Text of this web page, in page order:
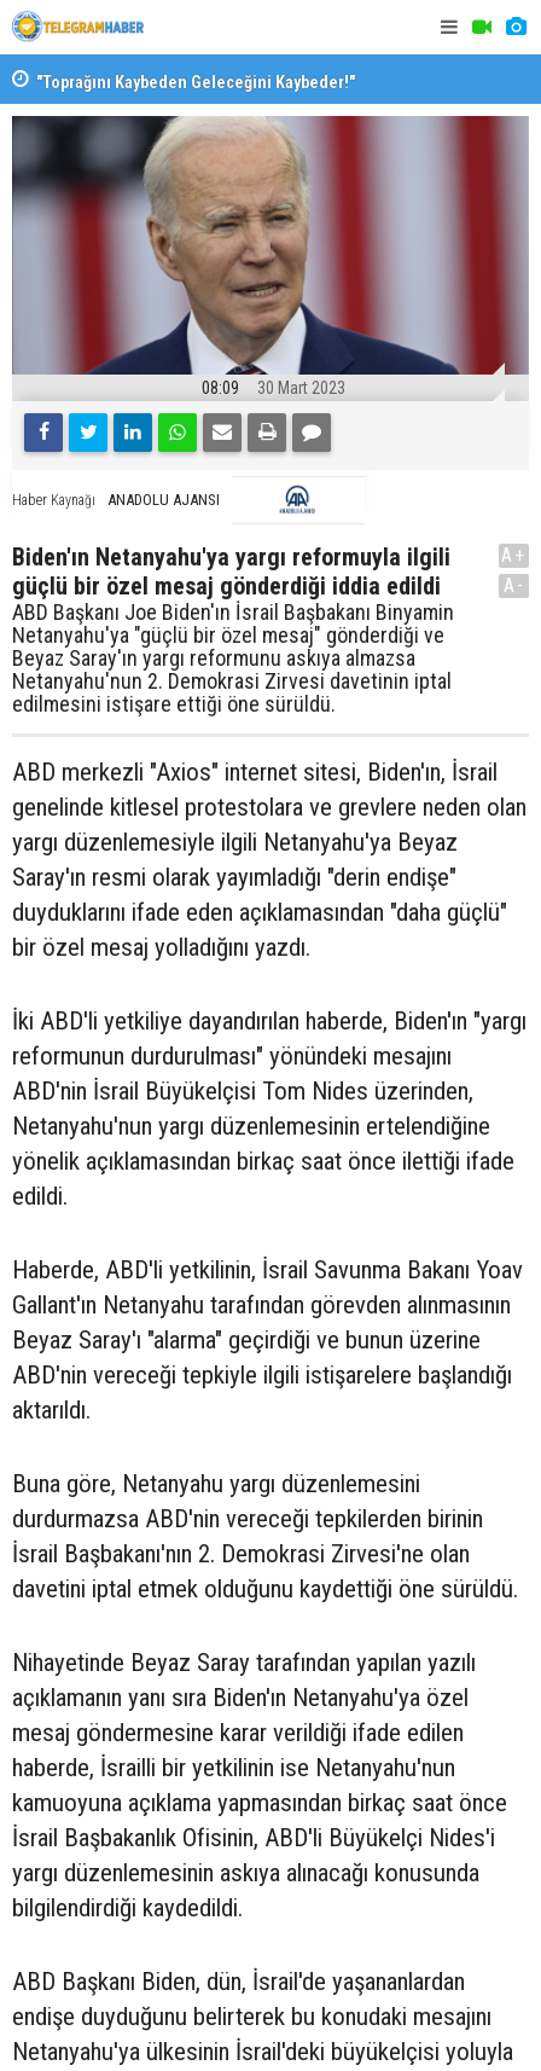
"Toprağını Kaybeden Geleceğini Kaybeder!"
08:09 30 Mart 2023
Haber Kaynağı ANADOLU AJANSI
Biden'ın Netanyahu'ya yargı reformuyla ilgili
güçlü bir özel mesaj gönderdiği iddia edildi
ABD Başkanı Joe Biden'ın İsrail Başbakanı Binyamin
Netanyahu'ya "güçlü bir özel mesaj" gönderdiği ve
Beyaz Saray'ın yargı reformunu askıya almazsa
Netanyahu'nun 2. Demokrasi Zirvesi davetinin iptal
edilmesini istişare ettiği öne sürüldü.
A+
A-
ABD merkezli "Axios" internet sitesi, Biden'ın, İsrail
genelinde kitlesel protestolara ve grevlere neden olan
yargı düzenlemesiyle ilgili Netanyahu'ya Beyaz
Saray'ın resmi olarak yayımladığı "derin endişe"
duyduklarını ifade eden açıklamasından "daha güçlü"
bir özel mesaj yolladığını yazdı.
İki ABD'li yetkiliye dayandırılan haberde, Biden'ın "yargı
reformunun durdurulması" yönündeki mesajını
ABD'nin İsrail Büyükelçisi Tom Nides üzerinden,
Netanyahu'nun yargı düzenlemesinin ertelendiğine
yönelik açıklamasından birkaç saat önce ilettiği ifade
edildi.
Haberde, ABD'li yetkilinin, İsrail Savunma Bakanı Yoav
Gallant'ın Netanyahu tarafından görevden alınmasının
Beyaz Saray'ı "alarma" geçirdiği ve bunun üzerine
ABD'nin vereceği tepkiyle ilgili istişarelere başlandığı
aktarıldı.
Buna göre, Netanyahu yargı düzenlemesini
durdurmazsa ABD'nin vereceği tepkilerden birinin
İsrail Başbakanı'nın 2. Demokrasi Zirvesi'ne olan
davetini iptal etmek olduğunu kaydettiği öne sürüldü.
Nihayetinde Beyaz Saray tarafından yapılan yazılı
açıklamanın yanı sıra Biden'ın Netanyahu'ya özel
mesaj göndermesine karar verildiği ifade edilen
haberde, İsrailli bir yetkilinin ise Netanyahu'nun
kamuoyuna açıklama yapmasından birkaç saat önce
İsrail Başbakanlık Ofisinin, ABD'li Büyükelçi Nides'i
yargı düzenlemesinin askıya alınacağı konusunda
bilgilendirdiği kaydedildi.
ABD Başkanı Biden, dün, İsrail'de yaşananlardan
endişe duyduğunu belirterek bu konudaki mesajını
Netanyahu'ya ülkesinin İsrail'deki büyükelçisi yoluyla